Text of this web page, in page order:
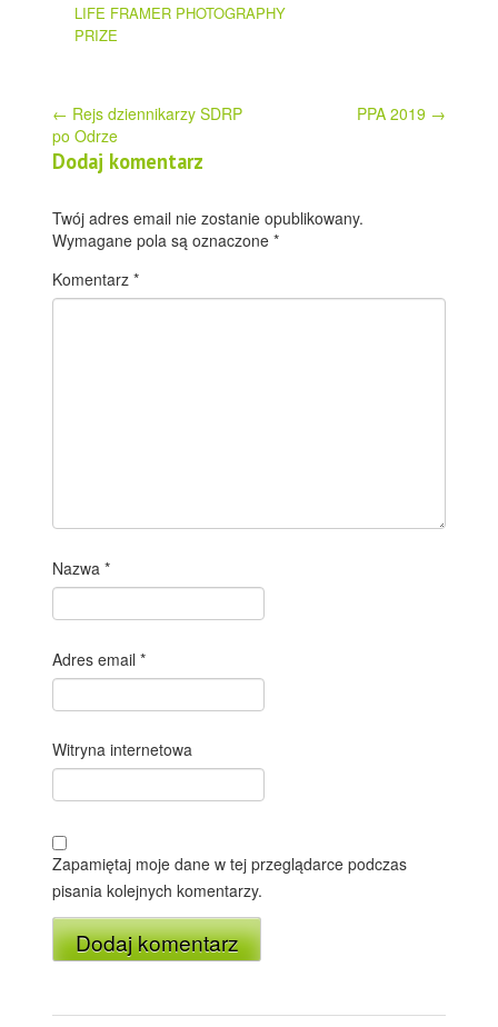
LIFE FRAMER PHOTOGRAPHY
PRIZE
Post
navigation
← Rejs dziennikarzy SDRP
po Odrze
PPA 2019 →
Dodaj komentarz
Twój adres email nie zostanie opublikowany.
Wymagane pola są oznaczone*
Komentarz*
Nazwa*
Adres email*
Witryna internetowa
Zapamiętaj moje dane w tej przeglądarce podczas
pisania kolejnych komentarzy.